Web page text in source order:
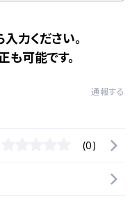
力ください。
可能です。
通報する
(0)